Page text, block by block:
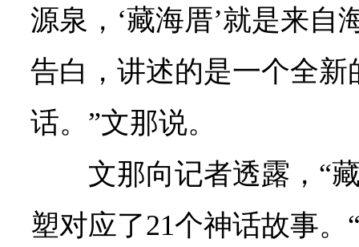
源泉，‘藏海厝’就是来自
告白，讲述的是一个全新
话。”文那说。
文那向记者透露，“
塑对应了21个神话故事。